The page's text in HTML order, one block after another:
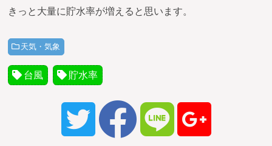
きっと大量に貯水率が増えると思います。
天気・気象
台風 貯水率